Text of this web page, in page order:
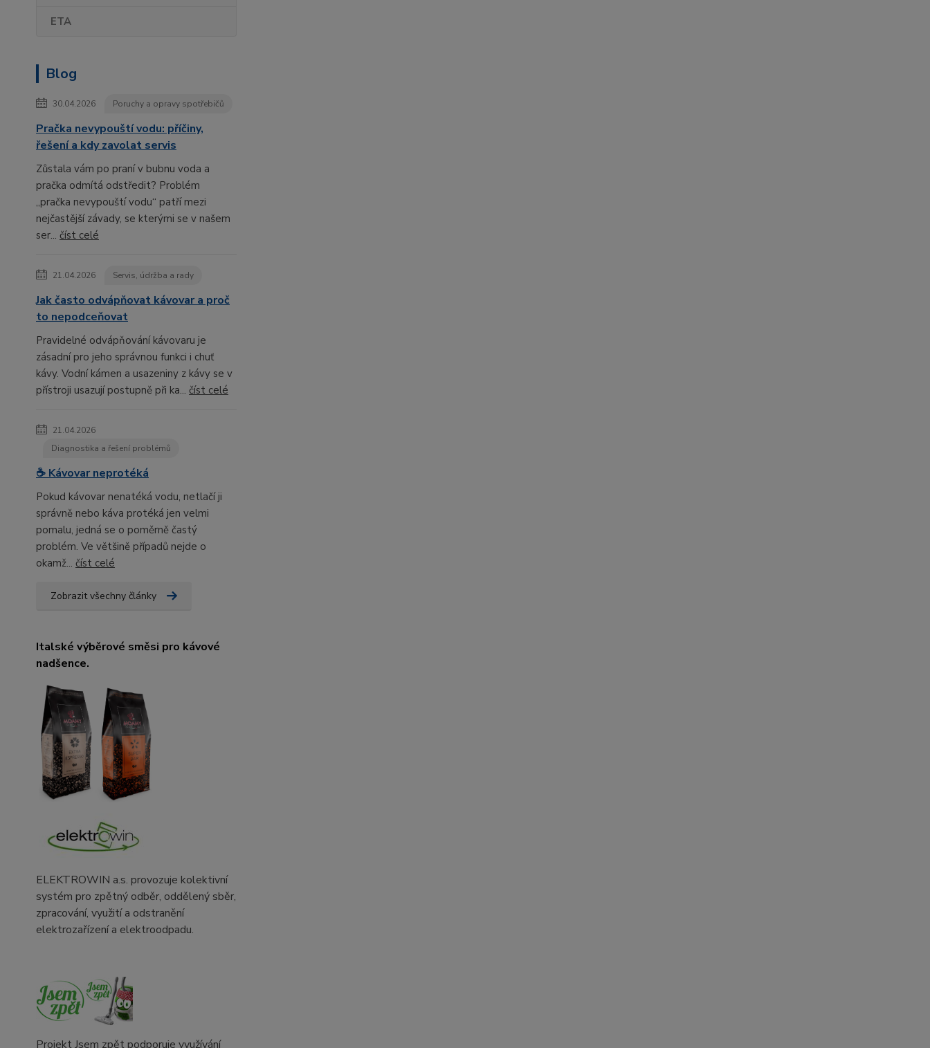
ETA
Blog
30.04.2026 Poruchy a opravy spotřebičů
Pračka nevypouští vodu: příčiny,
řešení a kdy zavolat servis
Zůstala vám po praní v bubnu voda a
pračka odmítá odstředit? Problém
„pračka nevypouští vodu“ patří mezi
nejčastější závady, se kterými se v našem
ser... číst celé
21.04.2026 Servis, údržba a rady
Jak často odvápňovat kávovar a proč
to nepodceňovat
Pravidelné odvápňování kávovaru je
zásadní pro jeho správnou funkci i chuť
kávy. Vodní kámen a usazeniny z kávy se v
přístroji usazují postupně při ka... číst celé
21.04.2026
Diagnostika a řešení problémů
☕ Kávovar neprotéká
Pokud kávovar nenatéká vodu, netlačí ji
správně nebo káva protéká jen velmi
pomalu, jedná se o poměrně častý
problém. Ve většině případů nejde o
okamž... číst celé
Zobrazit všechny články
Italské výběrové směsi pro kávové
nadšence.
ELEKTROWIN a.s. provozuje kolektivní
systém pro zpětný odběr, oddělený sběr,
zpracování, využití a odstranění
elektrozařízení a elektroodpadu.
Projekt Jsem zpět podporuje využívání